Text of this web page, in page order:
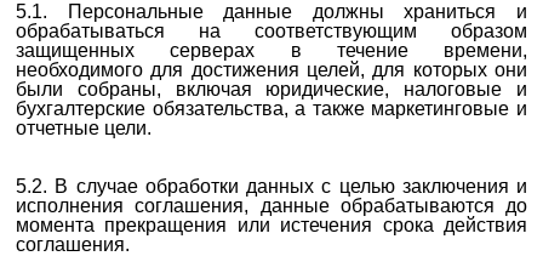
5.1. Персональные данные должны храниться и
обрабатываться на соответствующим образом
защищенных серверах в течение времени,
необходимого для достижения целей, для которых они
были собраны, включая юридические, налоговые и
бухгалтерские обязательства, а также маркетинговые и
отчетные цели.
5.2. В случае обработки данных с целью заключения и
исполнения соглашения, данные обрабатываются до
момента прекращения или истечения срока действия
соглашения.